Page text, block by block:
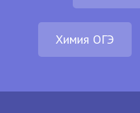
Химия ОГЭ